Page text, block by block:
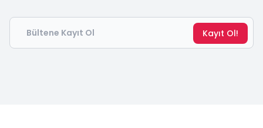
Email
Kayıt Ol!